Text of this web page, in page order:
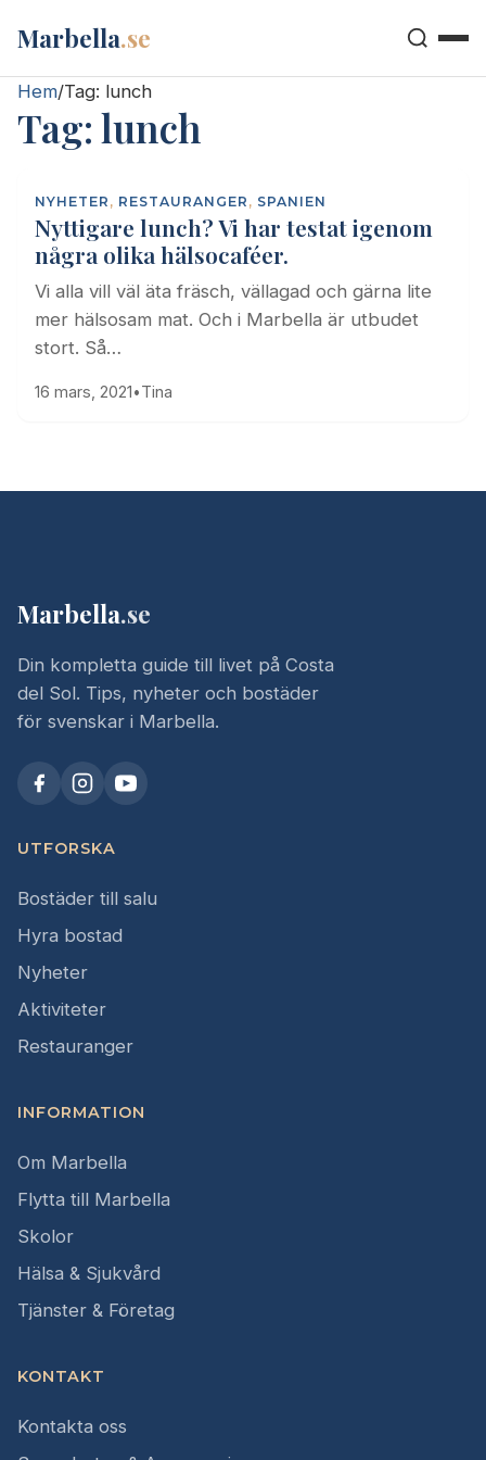
Marbella.se
Hem/Tag: lunch
Tag:lunch
NYHETER , RESTAURANGER , SPANIEN
Nyttigare lunch? Vi har testat igenom
några olika hälsocaféer.
Vi alla vill väl äta fräsch, vällagad och gärna lite
mer hälsosam mat. Och i Marbella är utbudet
stort. Så…
16 mars, 2021•Tina
Marbella.se
Din kompletta guide till livet på Costa
del Sol. Tips, nyheter och bostäder
för svenskar i Marbella.
UTFORSKA
Bostäder till salu
Hyra bostad
Nyheter
Aktiviteter
Restauranger
INFORMATION
Om Marbella
Flytta till Marbella
Skolor
Hälsa & Sjukvård
Tjänster & Företag
KONTAKT
Kontakta oss